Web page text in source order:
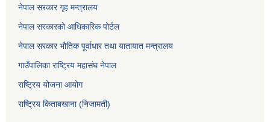
नेपाल सरकार गृह मन्त्रालय
नेपाल सरकारको आधिकारिक पोर्टल
नेपाल सरकार भौतिक पूर्वाधार तथा यातायात मन्त्रालय
गाउँपालिका राष्ट्रिय महासंघ नेपाल
राष्ट्रिय योजना आयोग
राष्ट्रिय किताबखाना (निजामती)